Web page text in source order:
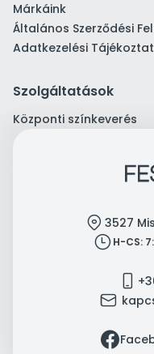
Márkáink
Általános Szerződési
Adatkezelési
Szolgáltatások
Központi színkeverés
location 3527
clock H-CS:
mobile
mail
facebook